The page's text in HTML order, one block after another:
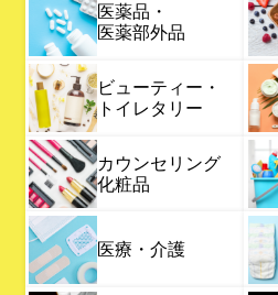
医薬品・
医薬部外品
ビューティー・
トイレタリー
カウンセリング
化粧品
医療・介護